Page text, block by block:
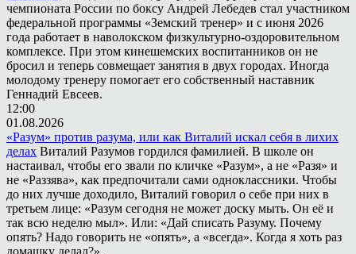
чемпионата России по боксу Андрей Лебедев стал участником
федеральной программы «Земский тренер» и с июня 2026
года работает в наволокском физкультурно-оздоровительном
комплексе. При этом кинешемских воспитанников он не
бросил и теперь совмещает занятия в двух городах. Иногда
молодому тренеру помогает его собственный наставник
Геннадий Евсеев.
12:00
01.08.2026
«Разум» против разума, или как Виталий искал себя в лихих
делах Виталий Разумов гордился фамилией. В школе он
настаивал, чтобы его звали по кличке «Разум», а не «Разя» и
не «Раззява», как предпочитали сами одноклассники. Чтобы
до них лучше доходило, Виталий говорил о себе при них в
третьем лице: «Разум сегодня не может доску мыть. Он её и
так всю неделю мыл». Или: «Дай списать Разуму. Почему
опять? Надо говорить не «опять», а «всегда». Когда я хоть раз
домашку делал?».